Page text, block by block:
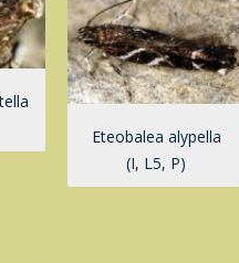
Eteobalea alypella
(I, L5, P)